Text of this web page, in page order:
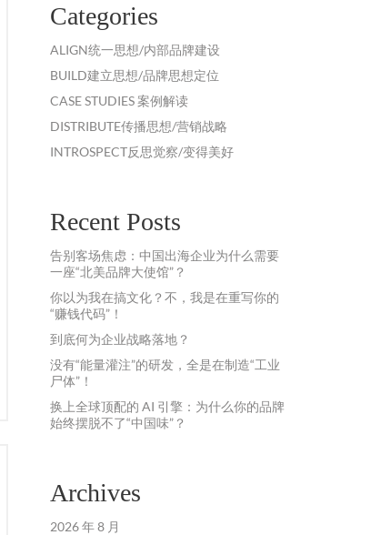
Categories
ALIGN统一思想/内部品牌建设
BUILD建立思想/品牌思想定位
CASE STUDIES 案例解读
DISTRIBUTE传播思想/营销战略
INTROSPECT反思觉察/变得美好
Recent Posts
告别客场焦虑：中国出海企业为什么需要
一座“北美品牌大使馆”？
你以为我在搞文化？不，我是在重写你的
“赚钱代码”！
到底何为企业战略落地？
没有“能量灌注”的研发，全是在制造“工业
尸体”！
换上全球顶配的 AI 引擎：为什么你的品牌
始终摆脱不了“中国味”？
Archives
2026 年 8 月